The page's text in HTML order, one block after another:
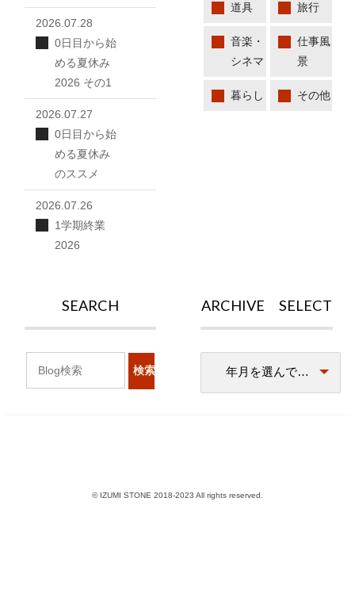
道具 旅行
音楽・
シネマ
仕事風
景
暮らし その他
2026.07.28
0日目から始
める夏休み
2026 その1
2026.07.27
0日目から始
める夏休み
のススメ
2026.07.26
1学期終業
2026
ARCHIVE SELECT
SEARCH
© IZUMI STONE 2018-2023 All rights reserved.